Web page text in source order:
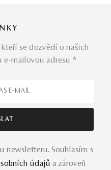
se dozvědí o našich
e-mailovou adresu *
newsletteru. Souhlasím s
údajů a zároveň